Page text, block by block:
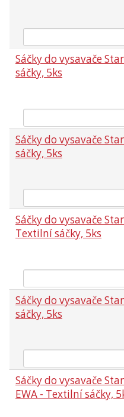
Sáčky do vysavače
sáčky, 5ks
Sáčky do vysavače
sáčky, 5ks
Sáčky do vysavače
Textilní sáčky, 5ks
Sáčky do vysavače
sáčky, 5ks
Sáčky do vysavače
EWA - Textilní sáčky,